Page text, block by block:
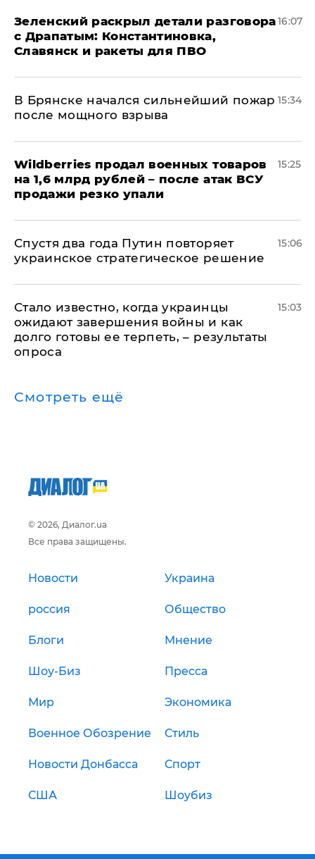
​Зеленский раскрыл детали разговора
с Драпатым: Константиновка,
Славянск и ракеты для ПВО
16:07
В Брянске начался сильнейший пожар
после мощного взрыва
15:34
​Wildberries продал военных товаров
на 1,6 млрд рублей – после атак ВСУ
продажи резко упали
15:25
Спустя два года Путин повторяет
украинское стратегическое решение
15:06
Стало известно, когда украинцы
ожидают завершения войны и как
долго готовы ее терпеть, – результаты
опроса
15:03
Смотреть ещё
© 2026, Диалог.ua
Все права защищены.
Новости Украина
россия Общество
Блоги Мнение
Шоу-Биз Пресса
Мир Экономика
Военное Обозрение Стиль
Новости Донбасса Спорт
США Шоубиз